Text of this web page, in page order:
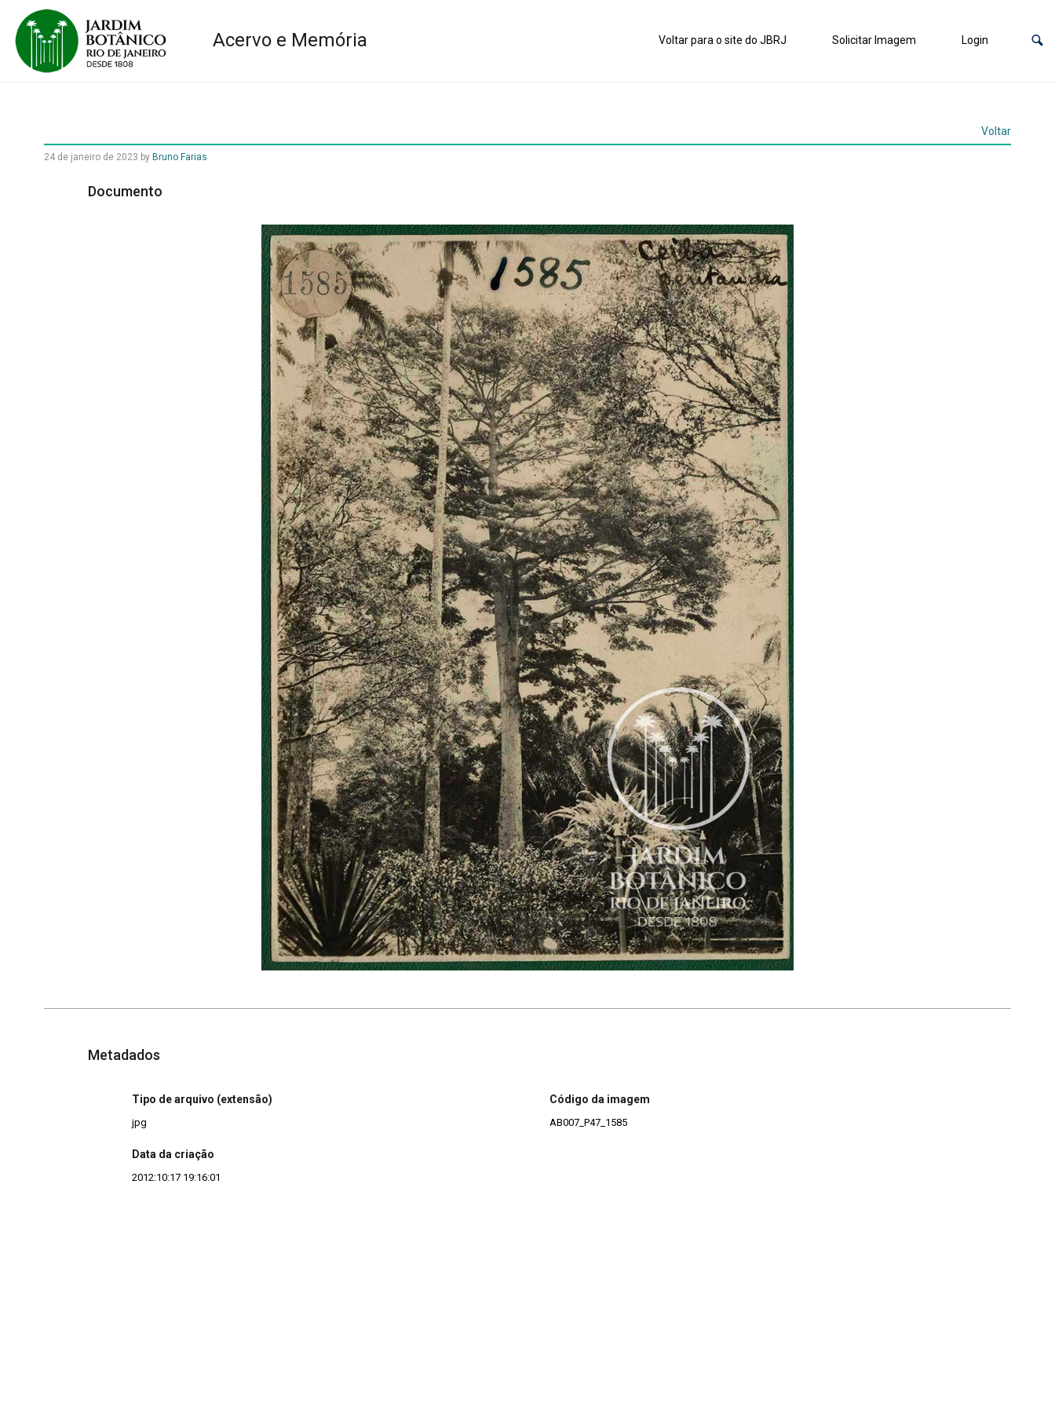
Acervo e Memória Voltar para o site do JBRJ Solicitar Imagem Login
Voltar
24 de janeiro de 2023 by Bruno Farias
Documento
Metadados
Tipo de arquivo (extensão)
jpg
Data da criação
2012:10:17 19:16:01
Código da imagem
AB007_P47_1585